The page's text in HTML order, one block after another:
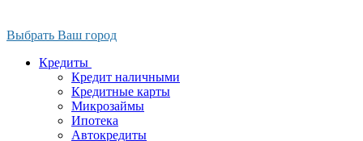
Выбрать Ваш город
Кредиты
Кредит наличными
Кредитные карты
Микрозаймы
Ипотека
Автокредиты